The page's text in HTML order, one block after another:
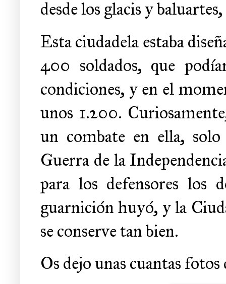
desde los glacis y
Esta ciudadela estaba
400 soldados, que
condiciones, y en el
unos 1.200.
un combate en ella,
Guerra de la
para los defensores los
guarnición huyó, y la
se conserve tan bien.
Os dejo unas cuantas